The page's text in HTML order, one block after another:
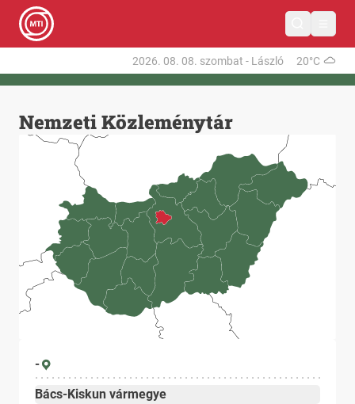
2026. 08. 08. szombat - László 20°C
Nemzeti Közleménytár
-
Bács-Kiskun vármegye